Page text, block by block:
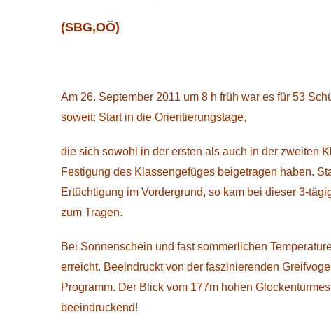
(SBG,OÖ)
Am 26. September 2011 um 8 h früh war es für 53
soweit: Start in die Orientierungstage,
die sich sowohl in der ersten als auch in der zweiten
Festigung des Klassengefüges beigetragen haben.
Ertüchtigung im Vordergrund, so kam bei dieser 3-
zum Tragen.
Bei Sonnenschein und fast sommerlichen
erreicht. Beeindruckt von der faszinierenden
Programm. Der Blick vom 177m hohen
beeindruckend!